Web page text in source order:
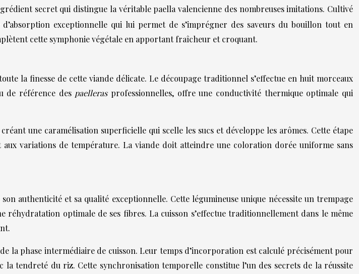
secret qui distingue la véritable paella valencienne des nombreuses imitations. Cultivé
d’absorption exceptionnelle qui lui permet de s’imprégner des saveurs du bouillon tout en
cette symphonie végétale en apportant fraîcheur et croquant.
la finesse de cette viande délicate. Le découpage traditionnel s’effectue en huit morceaux
de référence des paelleras professionnelles, offre une conductivité thermique optimale qui
une caramélisation superficielle qui scelle les sucs et développe les arômes. Cette étape
variations de température. La viande doit atteindre une coloration dorée uniforme sans
authenticité et sa qualité exceptionnelle. Cette légumineuse unique nécessite un trempage
optimale de ses fibres. La cuisson s’effectue traditionnellement dans le même
la phase intermédiaire de cuisson. Leur temps d’incorporation est calculé précisément pour
tendreté du riz. Cette synchronisation temporelle constitue l’un des secrets de la réussite